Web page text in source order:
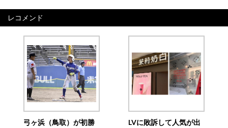
レコメンド
弓ヶ浜（鳥取）が初勝
LVに敗訴して人気が出